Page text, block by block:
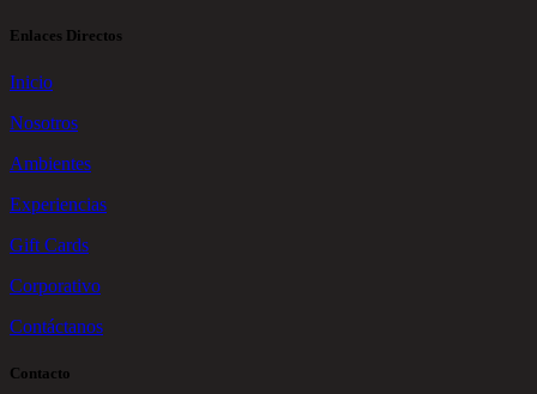
Enlaces Directos
Inicio
Nosotros
Ambientes
Experiencias
Gift Cards
Corporativo
Contáctanos
Contacto